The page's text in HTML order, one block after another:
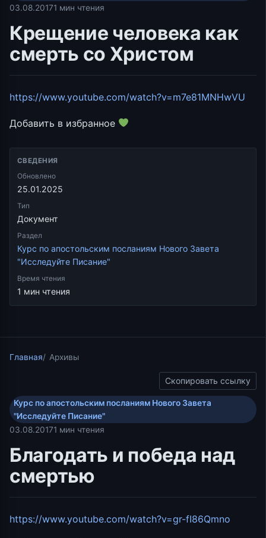
03.08.20171 мин чтения
Крещение человека как
смерть со Христом
https://www.youtube.com/watch?v=m7e81MNHwVU
Добавить в избранное
СВЕДЕНИЯ
Обновлено
25.01.2025
Тип
Документ
Раздел
Курс по апостольским посланиям Нового Завета
"Исследуйте Писание"
Время чтения
1 мин чтения
Главная Архивы
Скопировать ссылку
Курс по апостольским посланиям Нового Завета
"Исследуйте Писание"
03.08.20171 мин чтения
Благодать и победа над
смертью
https://www.youtube.com/watch?v=gr-fI86Qmno